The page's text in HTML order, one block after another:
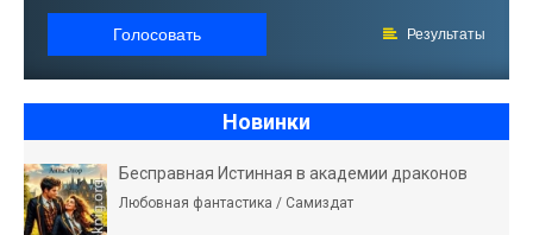
Голосовать Результаты
Новинки
Бесправная Истинная в академии драконов
Любовная фантастика / Самиздат